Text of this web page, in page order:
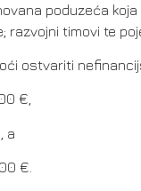
poduzeća
razvojni timovi te
ostvariti
€,
a
€.